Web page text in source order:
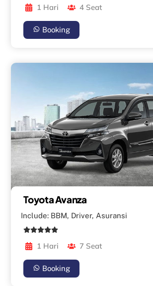
1 Hari 4 Seat
Booking
Toyota Avanza
Include: BBM, Driver, Asuransi
1 Hari 7 Seat
Booking